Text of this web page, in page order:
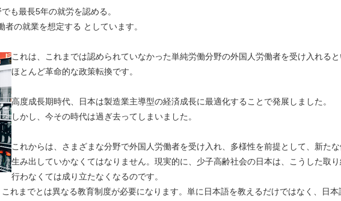
も最長5年の就労を認める。
の就業を想定する としています。
これは、これまでは認められていなかった単純労働分野の外国人労働者を受け入れると
ほとんど革命的な政策転換です。
高度成長期時代、日本は製造業主導型の経済成長に最適化することで発展しました。
しかし、今その時代は過ぎ去ってしまいました。
これからは、さまざまな分野で外国人労働者を受け入れ、多様性を前提として、新た
生み出していかなくてはなりません。現実的に、少子高齢社会の日本は、こうした取
行わなくては成り立たなくなるのです。
れまでとは異なる教育制度が必要になります。単に日本語を教えるだけではなく、日本